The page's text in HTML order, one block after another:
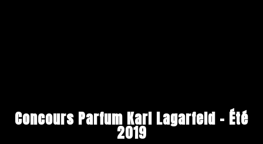
Concours Parfum Karl Lagarfeld – Été
2019